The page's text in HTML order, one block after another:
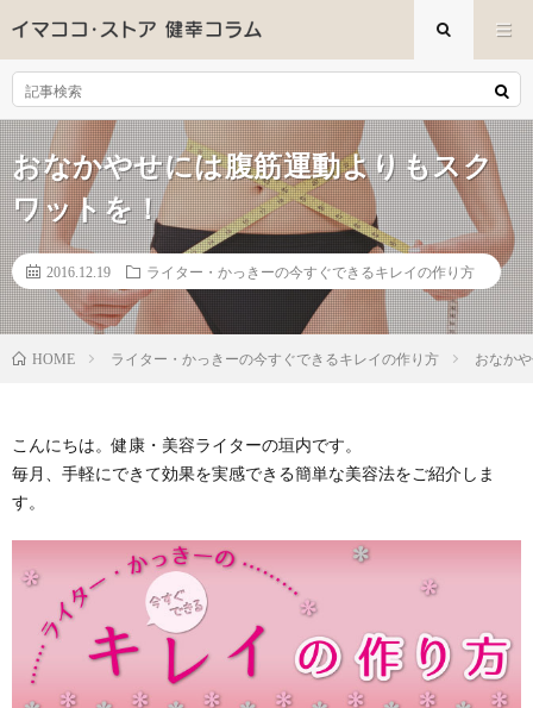
おなかやせには腹筋運動よりもスク
ワットを！
2016.12.19 ライター・かっきーの今すぐできるキレイの作り方
HOME ライター・かっきーの今すぐできるキレイの作り方 おなか
こんにちは。健康・美容ライターの垣内です。
毎月、手軽にできて効果を実感できる簡単な美容法をご紹介しま
す。